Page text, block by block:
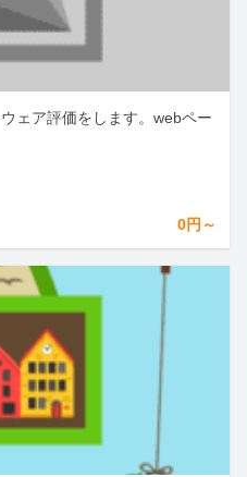
ェア評価をします。webペー
0円～